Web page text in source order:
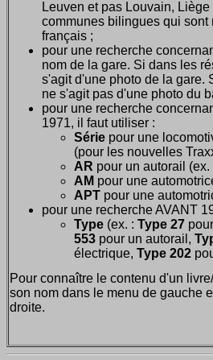
Leuven et pas Louvain,
communes bilingues qui
français ;
pour une recherche
nom de la gare. Si dans les
s'agit d'une photo de la gare.
ne s'agit pas d'une photo du
pour une recherche
1971, il faut utiliser :
Série pour une
(pour les nouvelles
AR pour un autorail (ex.
AM pour une
APT pour une
pour une recherche AVANT
Type (ex. : Type 27
553 pour un autorail,
électrique, Type 202
Pour connaître le contenu d'un
son nom dans le menu de gauche
droite.